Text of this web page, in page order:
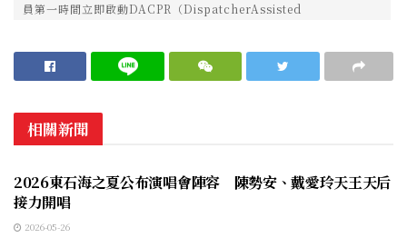
員第一時間立即啟動DACPR（DispatcherAssisted
相關新聞
生活消費
2026東石海之夏公布演唱會陣容 陳勢安、戴愛玲天王天后
接力開唱
2026-05-26